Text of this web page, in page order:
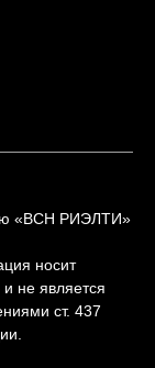
«ВСН РИЭЛТИ»
носит
не является
ст. 437